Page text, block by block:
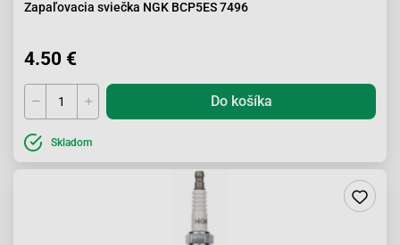
Zapaľovacia sviečka NGK BCP5ES 7496
4.50 €
Do košíka
Skladom